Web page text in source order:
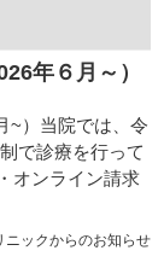
年６月～）
~）当院では、令
で診療を行って
オンライン請求
ニックからのお知らせ